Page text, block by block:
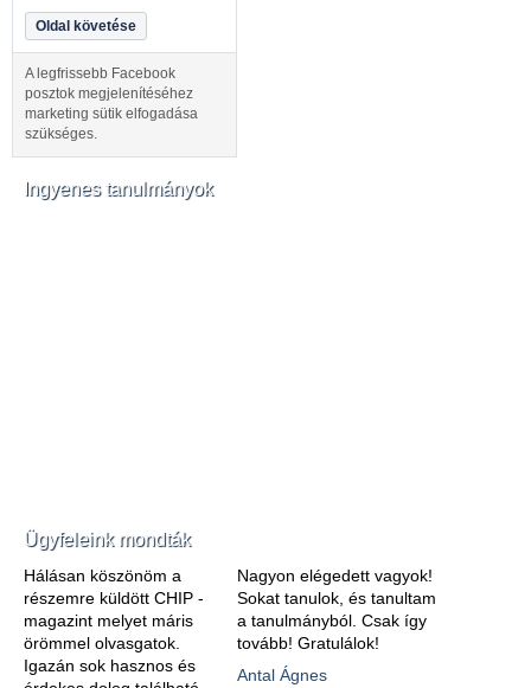
Oldal követése
A legfrissebb Facebook
posztok megjelenítéséhez
marketing sütik elfogadása
szükséges.
Ingyenes tanulmányok
Ügyfeleink mondták
Hálásan köszönöm a
részemre küldött CHIP -
magazint melyet máris
örömmel olvasgatok.
Igazán sok hasznos és
Nagyon elégedett vagyok!
Sokat tanulok, és tanultam
a tanulmányból. Csak így
tovább! Gratulálok!
Antal Ágnes